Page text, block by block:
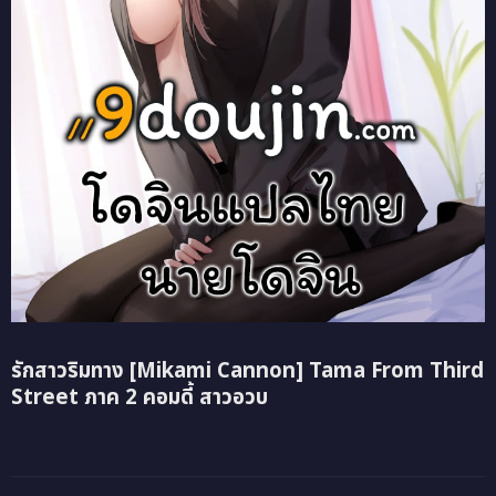
รักสาวริมทาง [Mikami Cannon] Tama From Third
Street ภาค 2 คอมดี้ สาวอวบ